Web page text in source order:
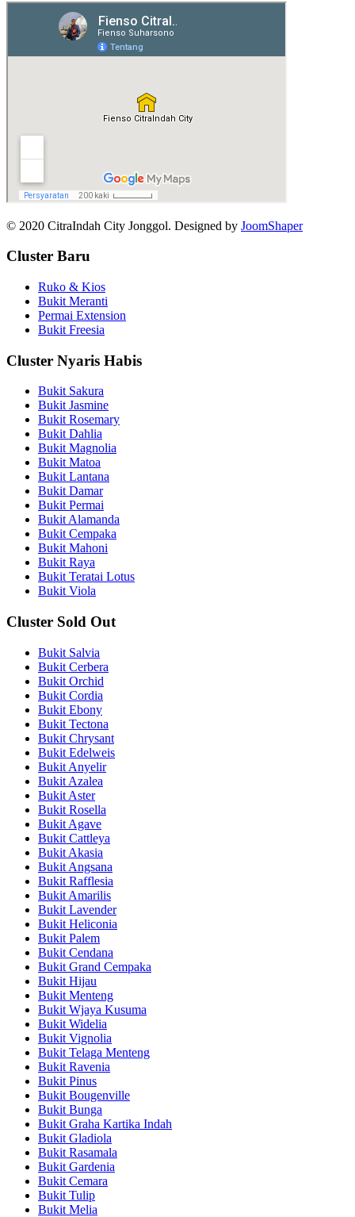
© 2020 CitraIndah City Jonggol. Designed by JoomShaper
Cluster Baru
Ruko & Kios
Bukit Meranti
Permai Extension
Bukit Freesia
Cluster Nyaris Habis
Bukit Sakura
Bukit Jasmine
Bukit Rosemary
Bukit Dahlia
Bukit Magnolia
Bukit Matoa
Bukit Lantana
Bukit Damar
Bukit Permai
Bukit Alamanda
Bukit Cempaka
Bukit Mahoni
Bukit Raya
Bukit Teratai Lotus
Bukit Viola
Cluster Sold Out
Bukit Salvia
Bukit Cerbera
Bukit Orchid
Bukit Cordia
Bukit Ebony
Bukit Tectona
Bukit Chrysant
Bukit Edelweis
Bukit Anyelir
Bukit Azalea
Bukit Aster
Bukit Rosella
Bukit Agave
Bukit Cattleya
Bukit Akasia
Bukit Angsana
Bukit Rafflesia
Bukit Amarilis
Bukit Lavender
Bukit Heliconia
Bukit Palem
Bukit Cendana
Bukit Grand Cempaka
Bukit Hijau
Bukit Menteng
Bukit Wjaya Kusuma
Bukit Widelia
Bukit Vignolia
Bukit Telaga Menteng
Bukit Ravenia
Bukit Pinus
Bukit Bougenville
Bukit Bunga
Bukit Graha Kartika Indah
Bukit Gladiola
Bukit Rasamala
Bukit Gardenia
Bukit Cemara
Bukit Tulip
Bukit Melia